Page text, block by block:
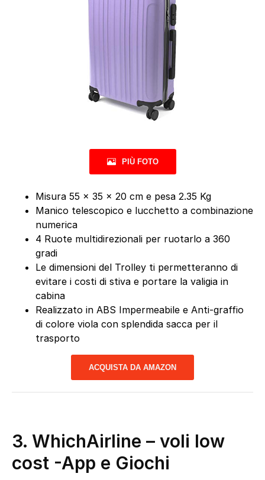
PIÙ FOTO
Misura 55 x 35 x 20 cm e pesa 2.35 Kg
Manico telescopico e lucchetto a combinazione
numerica
4 Ruote multidirezionali per ruotarlo a 360
gradi
Le dimensioni del Trolley ti permetteranno di
evitare i costi di stiva e portare la valigia in
cabina
Realizzato in ABS Impermeabile e Anti-graffio
di colore viola con splendida sacca per il
trasporto
ACQUISTA DA AMAZON
3. WhichAirline – voli low
cost -App e Giochi